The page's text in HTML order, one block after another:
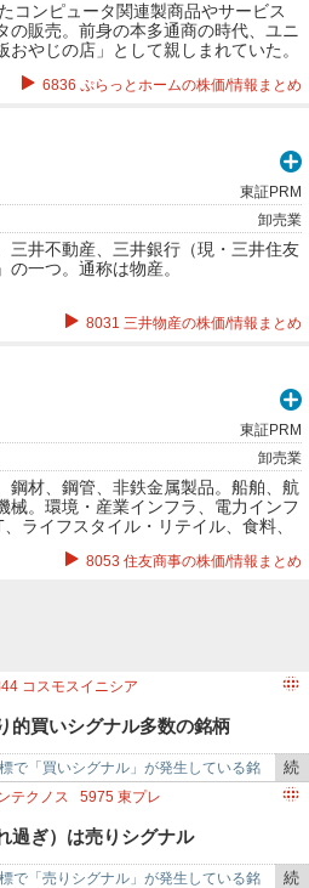
コンピュータ関連製商品やサービス
の販売。前身の本多通商の時代、ユニ
やじの店」として親しまれていた。
6836 ぷらっとホームの株価/情報まとめ
東証PRM
卸売業
三井不動産、三井銀行（現・三井住友
一つ。通称は物産。
8031 三井物産の株価/情報まとめ
東証PRM
卸売業
鋼材、鋼管、非鉄金属製品。船舶、航
械。環境・産業インフラ、電力インフ
ライフスタイル・リテイル、食料、
サイエンスなど。8053 住友商事の株価/情報まとめ
コスモスイニシア
リームインキュベータ
るなび 4976
東洋ドライルーブ
ーキテクツ・スタジオ・ジャパン
的買いシグナル多数の銘柄
で「買いシグナル」が発生している銘
に買いシグナル 8コ」「コスモスイニ
続
き
事
テクノス 5975 東プレ
ス
ソーダニッカ
3826
システムインテグレータ
過ぎ）は売りシグナル
で「売りシグナル」が発生している銘
続